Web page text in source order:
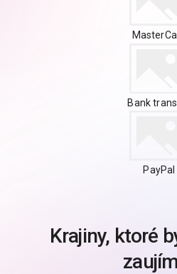
Bank
PayPal
Krajiny, ktoré